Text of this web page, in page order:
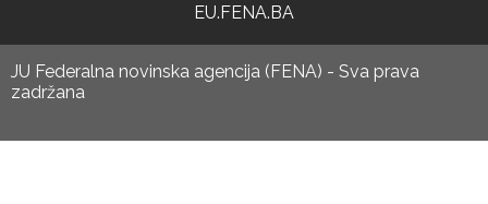
EU.FENA.BA
JU Federalna novinska agencija (FENA) - Sva prava
zadržana